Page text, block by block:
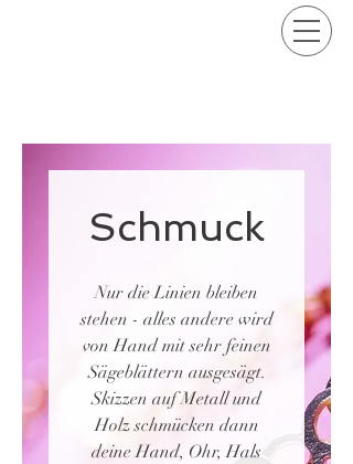
Schmuck
Nur die Linien bleiben
stehen - alles andere wird
von Hand mit sehr feinen
Sägeblättern ausgesägt.
Skizzen auf Metall und
Holz schmücken dann
deine Hand, Ohr, Hals